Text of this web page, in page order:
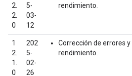
2.
2.
0
5-
03-
12
rendimiento.
1
2.
1.
0
202
5-
02-
26
Corrección de errores y
rendimiento.